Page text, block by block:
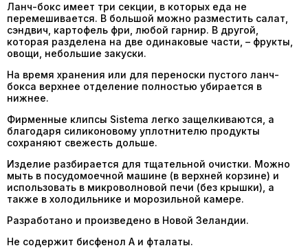
Ланч-бокс имеет три секции, в которых еда не
перемешивается. В большой можно разместить салат,
сэндвич, картофель фри, любой гарнир. В другой,
которая разделена на две одинаковые части, – фрукты,
овощи, небольшие закуски.
На время хранения или для переноски пустого ланч-
бокса верхнее отделение полностью убирается в
нижнее.
Фирменные клипсы Sistema легко защелкиваются, а
благодаря силиконовому уплотнителю продукты
сохраняют свежесть дольше.
Изделие разбирается для тщательной очистки. Можно
мыть в посудомоечной машине (в верхней корзине) и
использовать в микроволновой печи (без крышки), а
также в холодильнике и морозильной камере.
Разработано и произведено в Новой Зеландии.
Не содержит бисфенол А и фталаты.